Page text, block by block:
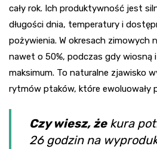
cały rok. Ich produktywność jest
długości dnia, temperatury i
pożywienia. W okresach zimowych
nawet o 50%, podczas gdy wiosną
maksimum. To naturalne zjawisko
rytmów ptaków, które ewoluowały
Czy wiesz, żekura
26 godzin na